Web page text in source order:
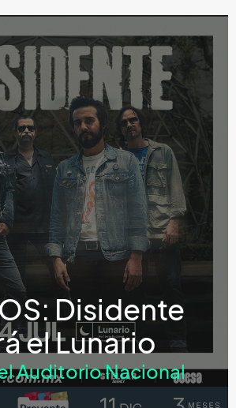
Disidente
el Lunario
Auditorio Nacional